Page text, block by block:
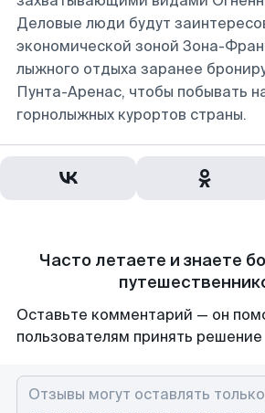
Деловые люди будут
экономической зоной Зона-
лыжного отдыха заранее
Пунта-Аренас, чтобы побывать
горнолыжных курортов страны.
Часто летаете и знаете
Оставьте комментарий — он
пользователям принять решение